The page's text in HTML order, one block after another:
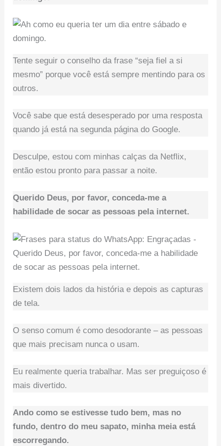
Tente seguir o conselho da frase “seja fiel a si
mesmo” porque você está sempre mentindo para os
outros.
Você sabe que está desesperado por uma resposta
quando já está na segunda página do Google.
Desculpe, estou com minhas calças da Netflix,
então estou pronto para passar a noite.
Querido Deus, por favor, conceda-me a
habilidade de socar as pessoas pela internet.
Existem dois lados da história e depois as capturas
de tela.
O senso comum é como desodorante – as pessoas
que mais precisam nunca o usam.
Eu realmente queria trabalhar. Mas ser preguiçoso é
mais divertido.
Ando como se estivesse tudo bem, mas no
fundo, dentro do meu sapato, minha meia está
escorregando.